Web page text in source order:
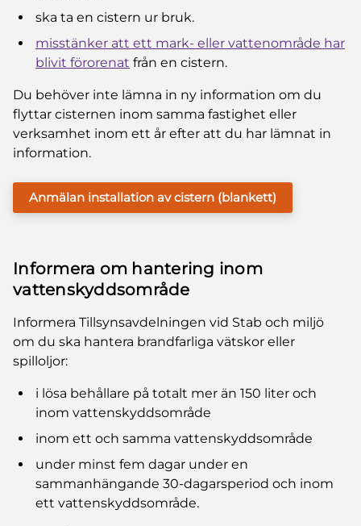
ska ta en cistern ur bruk.
misstänker att ett mark- eller vattenområde har
blivit förorenat från en cistern.
Du behöver inte lämna in ny information om du
flyttar cisternen inom samma fastighet eller
verksamhet inom ett år efter att du har lämnat in
information.
Anmälan installation av cistern (blankett)
Informera om hantering inom
vattenskyddsområde
Informera Tillsynsavdelningen vid Stab och miljö
om du ska hantera brandfarliga vätskor eller
spilloljor:
i lösa behållare på totalt mer än 150 liter och
inom vattenskyddsområde
inom ett och samma vattenskyddsområde
under minst fem dagar under en
sammanhängande 30-dagarsperiod och inom
ett vattenskyddsområde.